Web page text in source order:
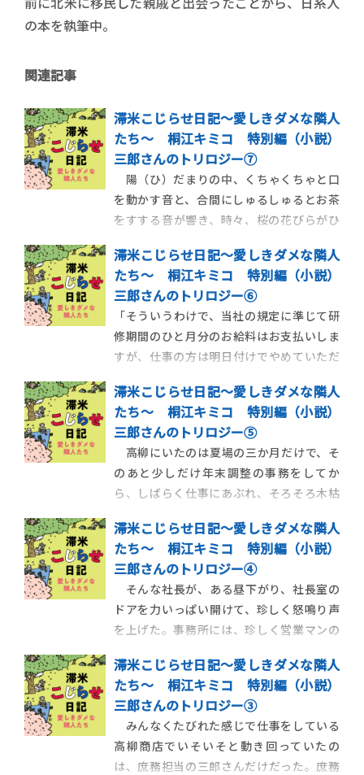
の本を執筆中。
関連記事
滞米こじらせ日記～愛しきダメな隣人
たち～ 桐江キミコ 特別編（小説）
三郎さんのトリロジー⑦
陽（ひ）だまりの中、くちゃくちゃと口
を動かす音と、合間にしゅるしゅるとお茶
をすする音が響き、時々、桜の花びらがひ
まりの中で固まってしまったようなひととき
だった。みんな、黙って、花見弁当を食べ続
けた。 花見弁当を食べながら三郎さんに
何と声をかけたらいいのか、考 […]
滞米こじらせ日記～愛しきダメな隣人
たち～ 桐江キミコ 特別編（小説）
三郎さんのトリロジー⑥
「そういうわけで、当社の規定に準じて研
修期間のひと月分のお給料はお支払いしま
すが、仕事の方は明日付けでやめていただ
は先ほどお伝えいたしましたが、なにぶ
ん、紹介していただいたものですから、一
応お伝えしないと、ということになりまし
て」 人事課長が締めくくった。こん […]
滞米こじらせ日記～愛しきダメな隣人
たち～ 桐江キミコ 特別編（小説）
三郎さんのトリロジー⑤
高柳にいたのは夏場の三か月だけで、そ
のあと少しだけ年末調整の事務をしてか
ら、しばらく仕事にあぶれ、そろそろ木枯
のは大手ホームセンターのチェーン店だっ
た。配属先はフラワー部門で、水をやった
り、肥料をやったり、植え替えや剪定をした
り、ハダニやアブラムシを退治したり […]
滞米こじらせ日記～愛しきダメな隣人
たち～ 桐江キミコ 特別編（小説）
三郎さんのトリロジー④
そんな社長が、ある昼下がり、社長室の
ドアを力いっぱい開けて、珍しく怒鳴り声
を上げた。事務所には、珍しく営業マンの
に、喪中の商品を持っていくやつがある
か！」 社長は怒鳴った。赤ら顔がますま
す赤くなって、まるでトマトだった。 中
村さんは、険しい顔をして、もそ […]
滞米こじらせ日記～愛しきダメな隣人
たち～ 桐江キミコ 特別編（小説）
三郎さんのトリロジー③
みんなくたびれた感じで仕事をしている
高柳商店でいそいそと動き回っていたの
は、庶務担当の三郎さんだけだった。庶務